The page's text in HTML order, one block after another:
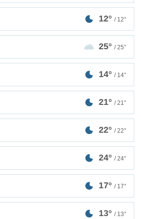
12° / 12°
25° / 25°
14° / 14°
21° / 21°
22° / 22°
24° / 24°
17° / 17°
13° / 13°